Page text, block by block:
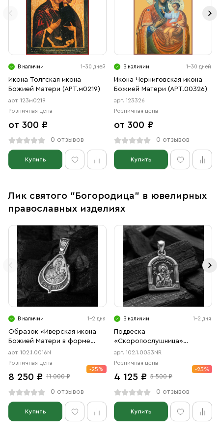
В наличии 1-30 дней
Икона Толгская икона
Божией Матери (АРТ.м0219)
арт. 123м0219
Розничная цена
от 300 ₽
0 отзывов
Купить
В наличии 1-30 дней
Икона Черниговская икона
Божией Матери (АРТ.00326)
арт. 123326
Розничная цена
от 300 ₽
0 отзывов
Купить
Лик святого "Богородица" в ювелирных
православных изделиях
В наличии 1-2 дня
Образок «Иверская икона
Божией Матери в форме
цаты» чернение
арт. 102.1.0016N
Розничная цена
8 250 ₽ 11 000 ₽
-25%
0 отзывов
Купить
В наличии 1-2 дня
Подвеска
«Скоропослушница»
чернение, родий
арт. 102.1.0053NR
Розничная цена
4 125 ₽ 5 500 ₽
-25%
0 отзывов
Купить